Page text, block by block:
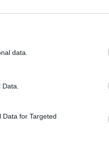
data.
for Targeted
εκτελεί συμβόλαιο
ένα συμβόλαιο
να με